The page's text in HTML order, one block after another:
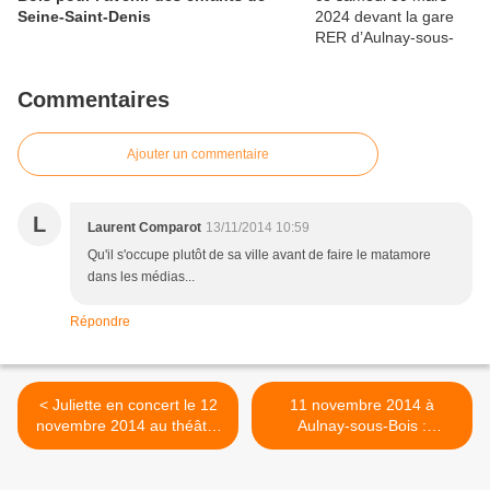
Seine-Saint-Denis
Commentaires
Ajouter un commentaire
L Laurent Comparot 13/11/2014 10:59
Qu'il s'occupe plutôt de sa ville avant de faire le matamore
dans les médias...
Répondre
< Juliette en concert le 12
novembre 2014 au théâtre
Jacques Prévert d’Aulnay-
11 novembre 2014 à
Aulnay-sous-Bois :
hommage aux 400